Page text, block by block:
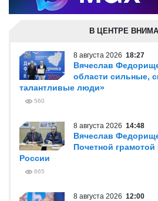
В ЦЕНТРЕ
8 августа 2026 18:27
Вячеслав
области сильные,
талантливые люди»
560
8 августа 2026 14:48
Вячеслав
Почетной
России
665
8 августа 2026 12:00